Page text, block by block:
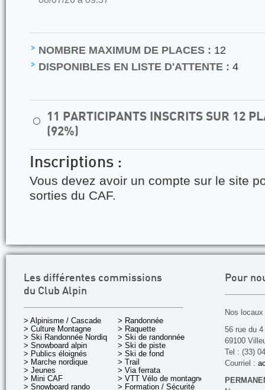
NOMBRE MAXIMUM DE PLACES : 12
DISPONIBLES EN LISTE D'ATTENTE : 4
⚪
11 PARTICIPANTS INSCRITS SUR 12
(92%)
Inscriptions :
Vous devez avoir un compte sur le site
sorties du CAF.
Les différentes commissions
du Club Alpin
> Alpinisme / Cascade
> Culture Montagne
> Ski Randonnée Nordique
> Snowboard alpin
> Publics éloignés
> Marche nordique
> Jeunes
> Mini CAF
> Snowboard rando
> Randonnée
> Raquette
> Ski de randonnée
> Ski de piste
> Ski de fond
> Trail
> Via ferrata
> VTT Vélo de montagne
> Formation / Sécurité
Pour
Nos
56 rue du
69100
Tel : (33)
Courriel :